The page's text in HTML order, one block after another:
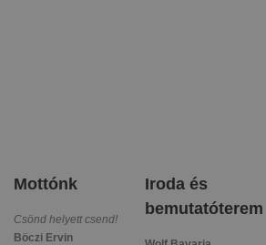
Mottónk
Csönd helyett csend!
Böczi Ervin
Iroda és
bemutatóterem